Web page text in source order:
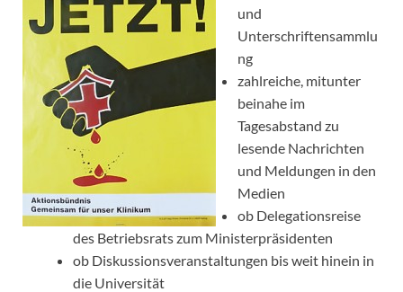
und
Unterschriftensammlu
ng
zahlreiche, mitunter
beinahe im
Tagesabstand zu
lesende Nachrichten
und Meldungen in den
Medien
ob Delegationsreise
des Betriebsrats zum Ministerpräsidenten
ob Diskussionsveranstaltungen bis weit hinein in
die Universität